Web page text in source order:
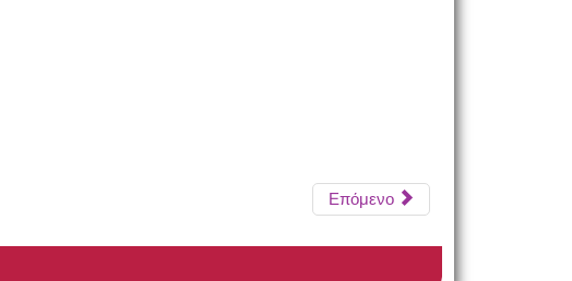
Επόμενο